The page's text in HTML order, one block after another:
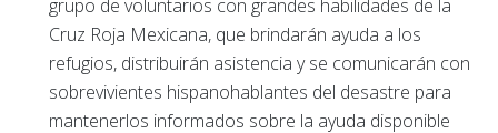
grupo de voluntarios con grandes habilidades de la
Cruz Roja Mexicana, que brindarán ayuda a los
refugios, distribuirán asistencia y se comunicarán con
sobrevivientes hispanohablantes del desastre para
mantenerlos informados sobre la ayuda disponible